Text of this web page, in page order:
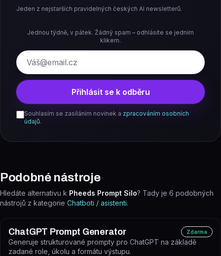
Jeden z nejstarších pravidelných českých AI newsletterů.
Jednou týdně, v pátek. Žádný spam – odhlásíte se jedním
klikem.
E-mail
Přihlásit se k odběru
Souhlasím se zasíláním novinek a zpracováním osobních
údajů.
Podobné nástroje
Hledáte alternativu k Pheeds Prompt Silo? Tady je 6 podobných
nástrojů z kategorie Chatboti / asistenti.
ChatGPT Prompt Generator Zdarma
Generuje strukturované prompty pro ChatGPT na základě
zadané role, úkolu a formátu výstupu.